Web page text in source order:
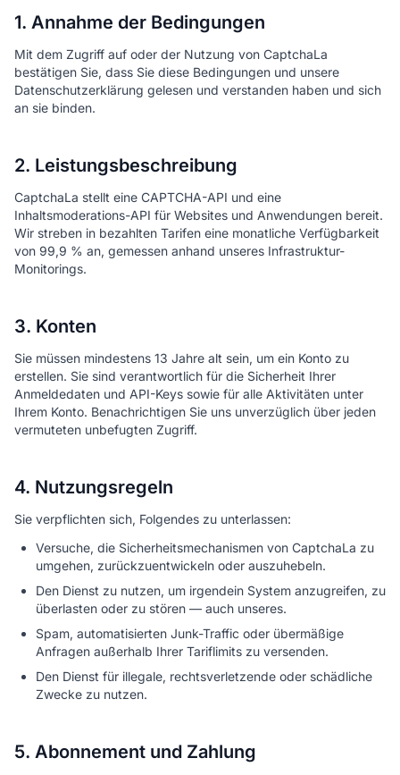
1. Annahme der Bedingungen
Mit dem Zugriff auf oder der Nutzung von CaptchaLa
bestätigen Sie, dass Sie diese Bedingungen und unsere
Datenschutzerklärung gelesen und verstanden haben und sich
an sie binden.
2. Leistungsbeschreibung
CaptchaLa stellt eine CAPTCHA-API und eine
Inhaltsmoderations-API für Websites und Anwendungen bereit.
Wir streben in bezahlten Tarifen eine monatliche Verfügbarkeit
von 99,9 % an, gemessen anhand unseres Infrastruktur-
Monitorings.
3. Konten
Sie müssen mindestens 13 Jahre alt sein, um ein Konto zu
erstellen. Sie sind verantwortlich für die Sicherheit Ihrer
Anmeldedaten und API-Keys sowie für alle Aktivitäten unter
Ihrem Konto. Benachrichtigen Sie uns unverzüglich über jeden
vermuteten unbefugten Zugriff.
4. Nutzungsregeln
Sie verpflichten sich, Folgendes zu unterlassen:
Versuche, die Sicherheitsmechanismen von CaptchaLa zu
umgehen, zurückzuentwickeln oder auszuhebeln.
Den Dienst zu nutzen, um irgendein System anzugreifen, zu
überlasten oder zu stören — auch unseres.
Spam, automatisierten Junk-Traffic oder übermäßige
Anfragen außerhalb Ihrer Tariflimits zu versenden.
Den Dienst für illegale, rechtsverletzende oder schädliche
Zwecke zu nutzen.
5. Abonnement und Zahlung